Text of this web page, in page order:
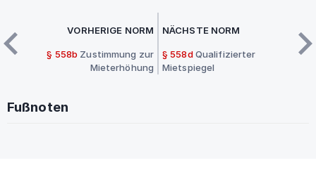
VORHERIGE NORM
§ 558b Zustimmung zur
Mieterhöhung
NÄCHSTE NORM
§ 558d Qualifizierter
Mietspiegel
Fußnoten